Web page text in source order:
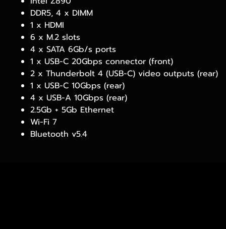
DDR5, 4 x DIMM
1 x HDMI
6 x M.2 slots
4 x SATA 6Gb/s ports
1 x USB-C 20Gbps connector (front)
2 x Thunderbolt 4 (USB-C) video outputs (rear)
1 x USB-C 10Gbps (rear)
4 x USB-A 10Gbps (rear)
2.5Gb + 5Gb Ethernet
Wi-Fi 7
Bluetooth v5.4